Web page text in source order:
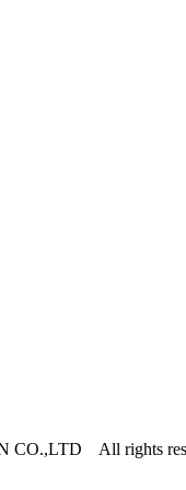
All rights